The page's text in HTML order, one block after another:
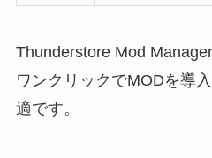
Thunderstore Mod
ワンクリックでMODを導
適です。